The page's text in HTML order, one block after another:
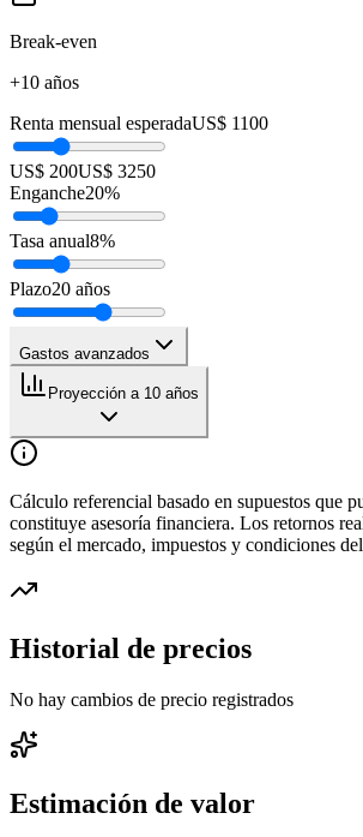
Break-even
+10 años
Renta mensual esperadaUS$ 1100
US$ 200US$ 3250
Enganche20%
Tasa anual8%
Plazo20 años
Gastos avanzados
Proyección a 10 años
Cálculo referencial basado en supuestos que
constituye asesoría financiera. Los retornos
según el mercado, impuestos y condiciones
Historial de precios
No hay cambios de precio registrados
Estimación de valor